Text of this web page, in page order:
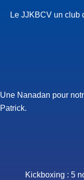
Le JJKBCV un club
Une Nanadan pour
Patrick.
Kickboxing : 5